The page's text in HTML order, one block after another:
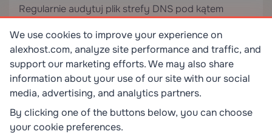
Regularnie audytuj plik strefy DNS pod kątem
hostingu i usług DNS oferuje powiadomienia o
zmianach — włącz je wszędzie tam, gdzie to
możliwe.
Wybór odpowiedniej platformy
hostingowej do zarządzania DNS
We use cookies to improve your experience on
alexhost.com, analyze site performance and traffic, and
support our marketing efforts. We may also share
information about your use of our site with our social
media, advertising, and analytics partners.
By clicking one of the buttons below, you can choose
your cookie preferences.